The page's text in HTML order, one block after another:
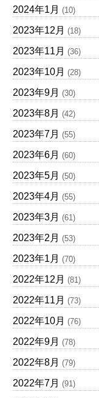
2024年1月 (10)
2023年12月 (18)
2023年11月 (36)
2023年10月 (28)
2023年9月 (30)
2023年8月 (42)
2023年7月 (55)
2023年6月 (60)
2023年5月 (50)
2023年4月 (55)
2023年3月 (61)
2023年2月 (53)
2023年1月 (70)
2022年12月 (81)
2022年11月 (73)
2022年10月 (76)
2022年9月 (78)
2022年8月 (79)
2022年7月 (91)